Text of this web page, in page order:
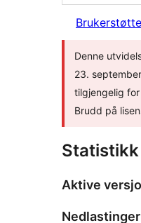
Brukerstøtte
Denne
23.
tilgjengelig
Brudd på
Statistikk
Aktive